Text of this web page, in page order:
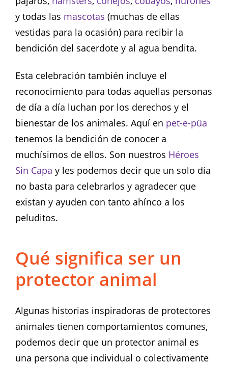
y todas las mascotas (muchas de ellas
vestidas para la ocasión) para recibir la
bendición del sacerdote y al agua bendita.
Esta celebración también incluye el
reconocimiento para todas aquellas personas
de día a día luchan por los derechos y el
bienestar de los animales. Aquí en pet-e-püa
tenemos la bendición de conocer a
muchísimos de ellos. Son nuestros Héroes
Sin Capa y les podemos decir que un solo día
no basta para celebrarlos y agradecer que
existan y ayuden con tanto ahínco a los
peluditos.
Qué significa ser un
protector animal
Algunas historias inspiradoras de protectores
animales tienen comportamientos comunes,
podemos decir que un protector animal es
una persona que individual o colectivamente